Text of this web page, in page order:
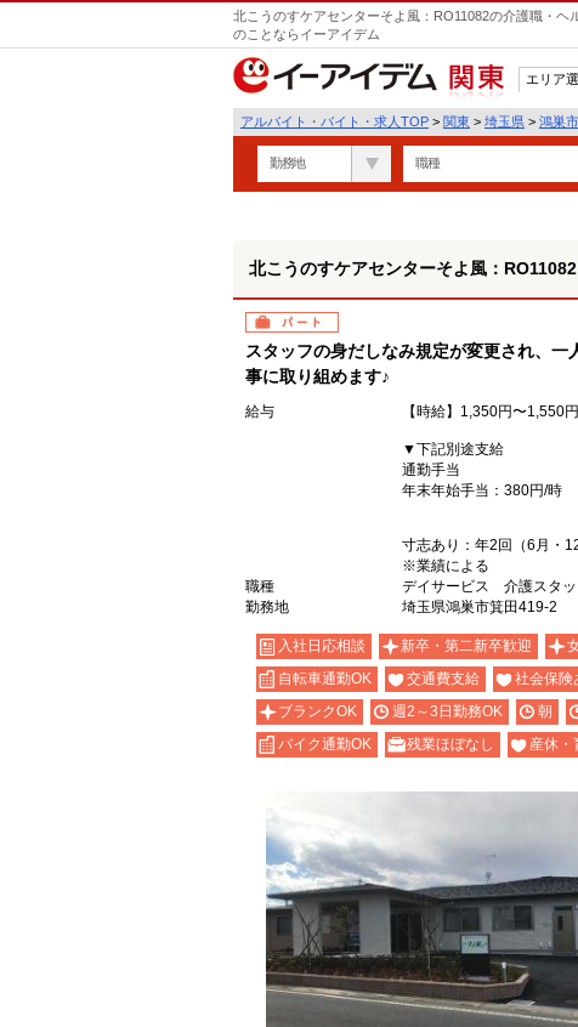
北こうのすケアセンターそよ風：RO11082の介護職・
のことならイーアイデム
関東
エリア
アルバイト・バイト・求人TOP > 関東 > 埼玉県 > 鴻巣市
勤務地 職種
北こうのすケアセンターそよ風：RO11082
パート
スタッフの身だしなみ規定が変更され、
事に取り組めます♪
給与 【時給】1,350円〜1,550円
▼下記別途支給
通勤手当
年末年始手当：380円/時
寸志あり：年2回（6月・12
※業績による
職種
デイサービス 介護スタッ
勤務地
埼玉県鴻巣市箕田419-2
入社日応相談 新卒・第二新卒歓迎
自転車通勤OK
交通費支給 社会保険
ブランクOK
週2～3日勤務OK 朝
バイク通勤OK
残業ほぼなし 産休・